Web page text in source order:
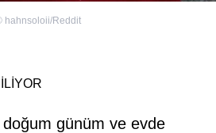
hahnsoloii/Reddit
günüm ve evde